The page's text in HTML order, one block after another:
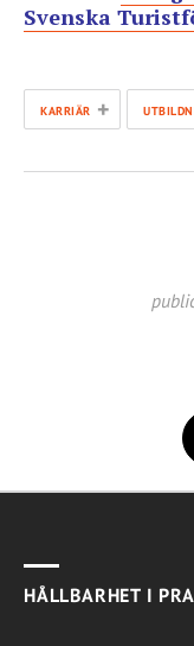
Svenska
KARRIÄR +
HÅLLBARHET I